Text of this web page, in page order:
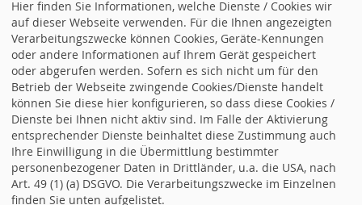
SPD-Fraktion fordert mehr Sicherheit am Fußgängerüberweg in der
Ella-Barowsky-Straße
SPD-Fraktion will an den Beginn der Deportationen jüdischer
Menschen im Bezirk erinnern
SPD-Fraktion setzt sich für mehr öffentliche Toiletten in
Lichtenrade und Marienfelde ein
Mehr Kultur für Mariendorf: SPD-Fraktion will neue Angebote
schaffen
Unsere Anträge im Juli
Hier finden Sie Informationen, welche Dienste / Cookies wir
auf dieser Webseite verwenden. Für die Ihnen angezeigten
Verarbeitungszwecke können Cookies, Geräte-Kennungen
oder andere Informationen auf Ihrem Gerät gespeichert
oder abgerufen werden. Sofern es sich nicht um für den
Betrieb der Webseite zwingende Cookies/Dienste handelt
können Sie diese hier konfigurieren, so dass diese Cookies /
Dienste bei Ihnen nicht aktiv sind. Im Falle der Aktivierung
entsprechender Dienste beinhaltet diese Zustimmung auch
Ihre Einwilligung in die Übermittlung bestimmter
personenbezogener Daten in Drittländer, u.a. die USA, nach
Art. 49 (1) (a) DSGVO. Die Verarbeitungszwecke im Einzelnen
finden Sie unten aufgelistet.